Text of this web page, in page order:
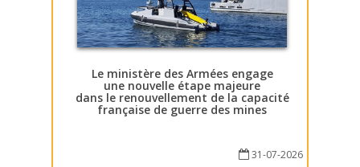
Le ministère des Armées engage
une nouvelle étape majeure
dans le renouvellement de la capacité
française de guerre des mines
31-07-2026